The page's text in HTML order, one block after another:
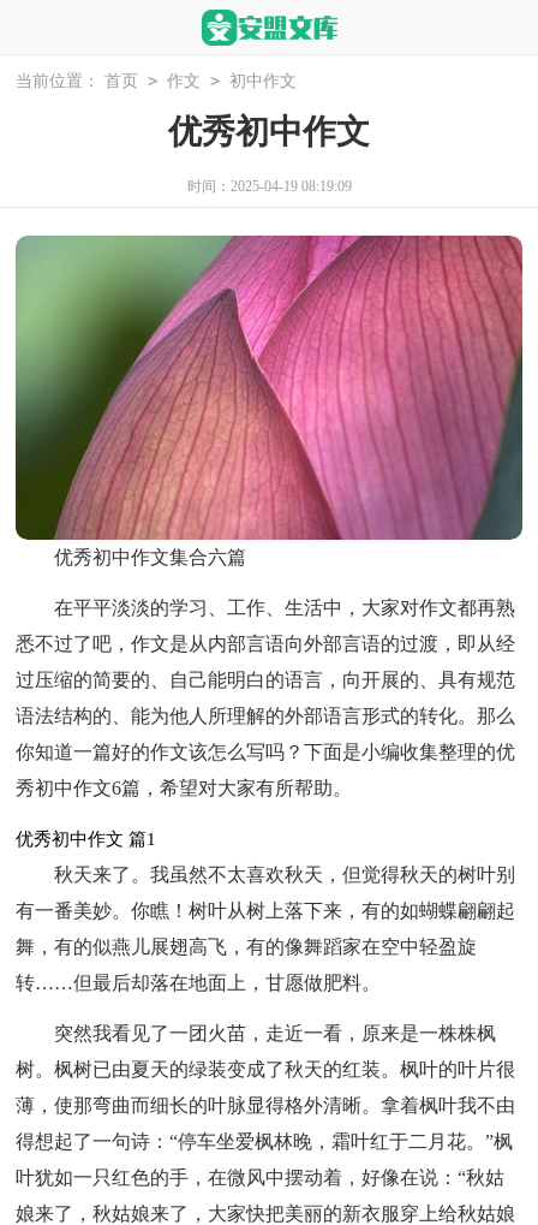
当前位置： 首页 > 作文 > 初中作文
优秀初中作文
时间：2025-04-19 08:19:09
优秀初中作文集合六篇
在平平淡淡的学习、工作、生活中，大家对作文都再熟
悉不过了吧，作文是从内部言语向外部言语的过渡，即从经
过压缩的简要的、自己能明白的语言，向开展的、具有规范
语法结构的、能为他人所理解的外部语言形式的转化。那么
你知道一篇好的作文该怎么写吗？下面是小编收集整理的优
秀初中作文6篇，希望对大家有所帮助。
优秀初中作文 篇1
秋天来了。我虽然不太喜欢秋天，但觉得秋天的树叶别
有一番美妙。你瞧！树叶从树上落下来，有的如蝴蝶翩翩起
舞，有的似燕儿展翅高飞，有的像舞蹈家在空中轻盈旋
转……但最后却落在地面上，甘愿做肥料。
突然我看见了一团火苗，走近一看，原来是一株株枫
树。枫树已由夏天的绿装变成了秋天的红装。枫叶的叶片很
薄，使那弯曲而细长的叶脉显得格外清晰。拿着枫叶我不由
得想起了一句诗：“停车坐爱枫林晚，霜叶红于二月花。”枫
叶犹如一只红色的手，在微风中摆动着，好像在说：“秋姑
娘来了，秋姑娘来了，大家快把美丽的新衣服穿上给秋姑娘